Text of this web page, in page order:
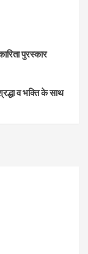
पुरस्कार
व भक्ति के साथ